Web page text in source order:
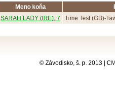
Meno koňa
SARAH LADY (IRE), 7
Time Test (GB)-
© Závodisko, š. p. 2013 |